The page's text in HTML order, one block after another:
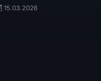
15.03.2026